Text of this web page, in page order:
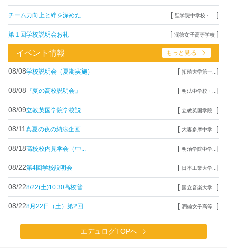
チーム力向上と絆を深めた... [ 聖学院中学校・... ]
第１回学校説明会お礼 [ 潤徳女子高等学校 ]
イベント情報 もっと見る
08/08学校説明会（夏期実施） [ 拓殖大学第一... ]
08/08 『夏の高校説明会』 [ 明法中学校・... ]
08/09立教英国学院学校説... [ 立教英国学院... ]
08/11 真夏の夜の納涼企画... [ 大妻多摩中学... ]
08/18高校校内見学会（中... [ 明治学院中学... ]
08/22第4回学校説明会 [ 日本工業大学... ]
08/228/22(土)10:30高校普... [ 国立音楽大学... ]
08/228月22日（土）第2回... [ 潤徳女子高等... ]
エデュログTOPへ